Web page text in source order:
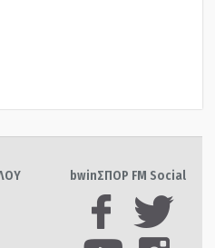
bwinΣΠΟΡ FM Social